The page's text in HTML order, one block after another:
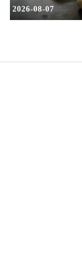
2026-08-07